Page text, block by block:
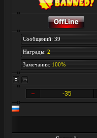
Сообщений: 39
Награды: 2
Замечания: 100%
-35